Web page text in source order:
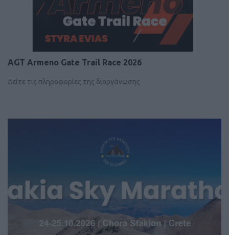
AGT Armeno Gate Trail Race 2026
Δείτε τις πληροφορίες της διοργάνωσης